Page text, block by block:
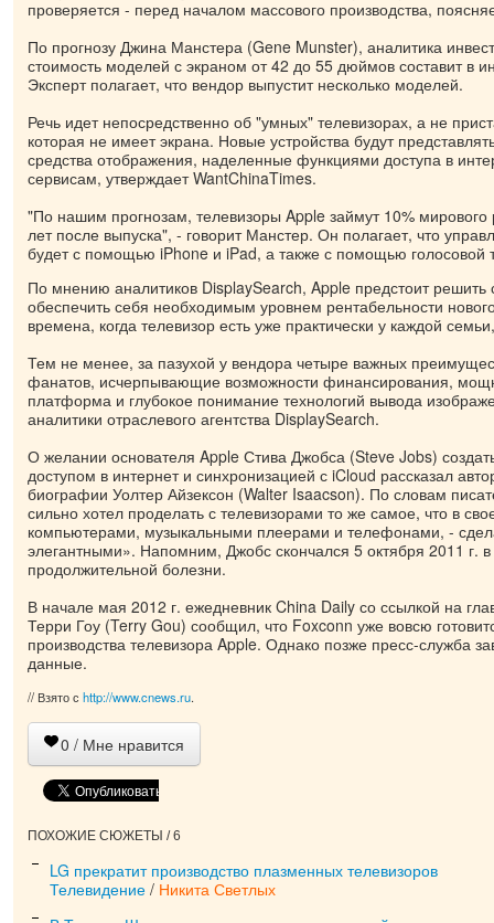
проверяется - перед началом массового производства,
По прогнозу Джина Манстера (Gene Munster), аналитика
стоимость моделей с экраном от 42 до 55 дюймов составит в
Эксперт полагает, что вендор выпустит несколько моделей.
Речь идет непосредственно об "умных" телевизорах, а не
которая не имеет экрана. Новые устройства будут
средства отображения, наделенные функциями доступа в
сервисам, утверждает WantChinaTimes.
"По нашим прогнозам, телевизоры Apple займут 10%
лет после выпуска", - говорит Манстер. Он полагает, что
будет с помощью iPhone и iPad, а также с помощью голосовой
По мнению аналитиков DisplaySearch, Apple предстоит решить
обеспечить себя необходимым уровнем рентабельности
времена, когда телевизор есть уже практически у каждой
Тем не менее, за пазухой у вендора четыре важных
фанатов, исчерпывающие возможности финансирования,
платформа и глубокое понимание технологий вывода
аналитики отраслевого агентства DisplaySearch.
О желании основателя Apple Стива Джобса (Steve Jobs)
доступом в интернет и синхронизацией с iCloud рассказал
биографии Уолтер Айзексон (Walter Isaacson). По словам
сильно хотел проделать с телевизорами то же самое, что в
компьютерами, музыкальными плеерами и телефонами, -
элегантными». Напомним, Джобс скончался 5 октября 2011 г. в
продолжительной болезни.
В начале мая 2012 г. ежедневник China Daily со ссылкой на
Терри Гоу (Terry Gou) сообщил, что Foxconn уже вовсю
производства телевизора Apple. Однако позже пресс-служба
данные.
// Взято с http://www.cnews.ru.
0 / Мне нравится
ПОХОЖИЕ СЮЖЕТЫ / 6
LG прекратит производство плазменных телевизоров
Телевидение / Никита Светлых